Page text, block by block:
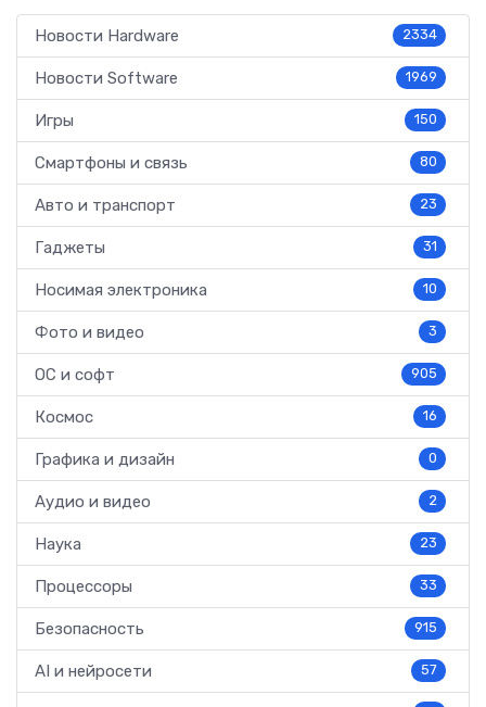
Новости Hardware 2334
Новости Software 1969
Игры 150
Смартфоны и связь 80
Авто и транспорт 23
Гаджеты 31
Носимая электроника 10
Фото и видео 3
ОС и софт 905
Космос 16
Графика и дизайн 0
Аудио и видео 2
Наука 23
Процессоры 33
Безопасность 915
AI и нейросети 57